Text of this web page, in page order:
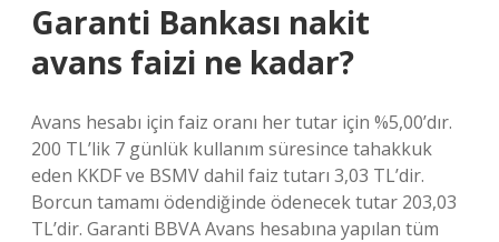
Garanti Bankası nakit
avans faizi ne kadar?
Avans hesabı için faiz oranı her tutar için %5,00’dır.
200 TL’lik 7 günlük kullanım süresince tahakkuk
eden KKDF ve BSMV dahil faiz tutarı 3,03 TL’dir.
Borcun tamamı ödendiğinde ödenecek tutar 203,03
TL’dir. Garanti BBVA Avans hesabına yapılan tüm